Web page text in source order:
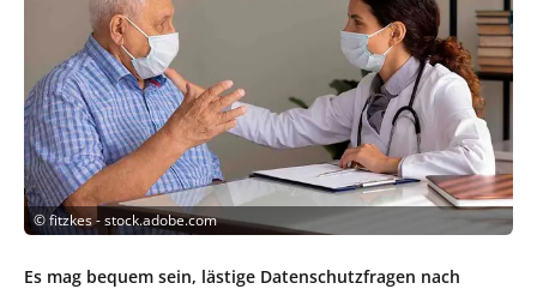
©fitzkes - stock.adobe.com
Es mag bequem sein, lästige Datenschutzfragen nach